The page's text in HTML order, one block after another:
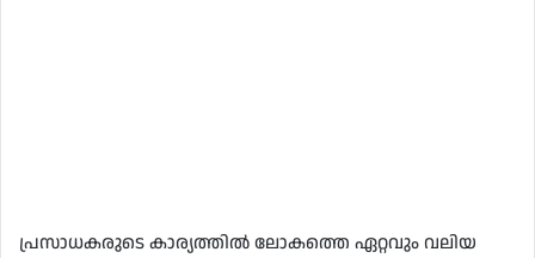
പ്രസാധകരുടെ കാര്യത്തിൽ ലോകത്തെ ഏറ്റവും വലിയ